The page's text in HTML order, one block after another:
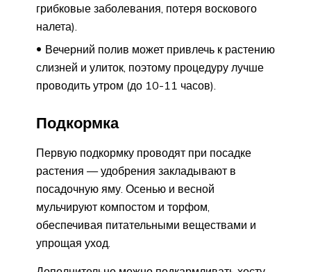
грибковые заболевания, потеря воскового
налета).
Вечерний полив может привлечь к растению
слизней и улиток, поэтому процедуру лучше
проводить утром (до 10-11 часов).
Подкормка
Первую подкормку проводят при посадке
растения — удобрения закладывают в
посадочную яму. Осенью и весной
мульчируют компостом и торфом,
обеспечивая питательными веществами и
упрощая уход.